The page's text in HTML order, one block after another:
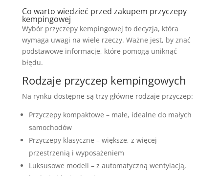
Co warto wiedzieć przed zakupem przyczepy
kempingowej
Wybór przyczepy kempingowej to decyzja, która
wymaga uwagi na wiele rzeczy. Ważne jest, by znać
podstawowe informacje, które pomogą uniknąć
błędu.
Rodzaje przyczep kempingowych
Na rynku dostępne są trzy główne rodzaje przyczep:
Przyczepy kompaktowe – małe, idealne do małych
samochodów
Przyczepy klasyczne – większe, z więcej
przestrzenią i wyposażeniem
Luksusowe modeli – z automatyczną wentylacją,